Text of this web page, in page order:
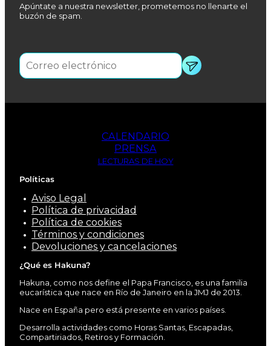
Apúntate a nuestra newsletter, prometemos no llenarte el
buzón de spam.
CALENDARIO
PRENSA
LECTURAS DE HOY
Políticas
Aviso Legal
Política de privacidad
Política de cookies
Términos y condiciones
Devoluciones y cancelaciones
¿Qué es Hakuna?
Hakuna, como nos define el Papa Francisco, es una familia
eucarística que nace en Río de Janeiro en la JMJ de 2013.
Nace en España pero está presente en varios países.
Desarrolla actividades como Horas Santas, Escapadas,
Compartiriados, Retiros y Formación.